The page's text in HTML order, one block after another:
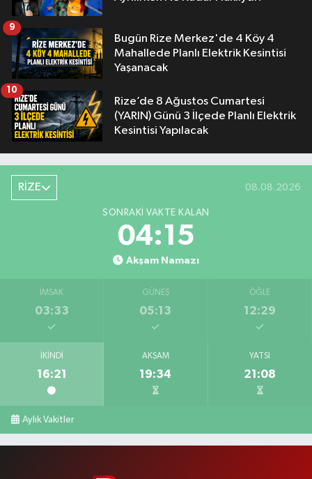
Bugün Rize Merkez'de 4 Köy 4
Mahallede Planlı Elektrik Kesintisi
Yaşanacak
9
Rize’de 8 Ağustos Cumartesi
(YARIN) Günü 3 İlçede Planlı Elektrik
Kesintisi Yapılacak
10
RİZE 08.08.2026
SONRAKI VAKTE KALAN
04:14
Akşam Namazı
İMSAK
03:33
GÜNEŞ
05:13
ÖĞLE
12:29
İKINDI
16:21
AKŞAM
19:34
YATSI
21:08
Aylık Vakitler